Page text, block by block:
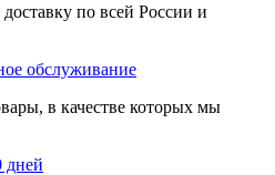
по всей России и
обслуживание
в качестве которых мы
дней